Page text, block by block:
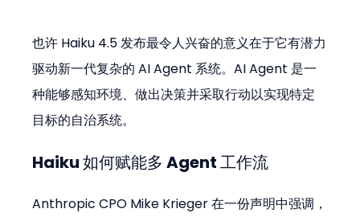
也许 Haiku 4.5 发布最令人兴奋的意义在于它有潜力
驱动新一代复杂的 AI Agent 系统。AI Agent 是一
种能够感知环境、做出决策并采取行动以实现特定
目标的自治系统。
Haiku 如何赋能多 Agent 工作流
Anthropic CPO Mike Krieger 在一份声明中强调，